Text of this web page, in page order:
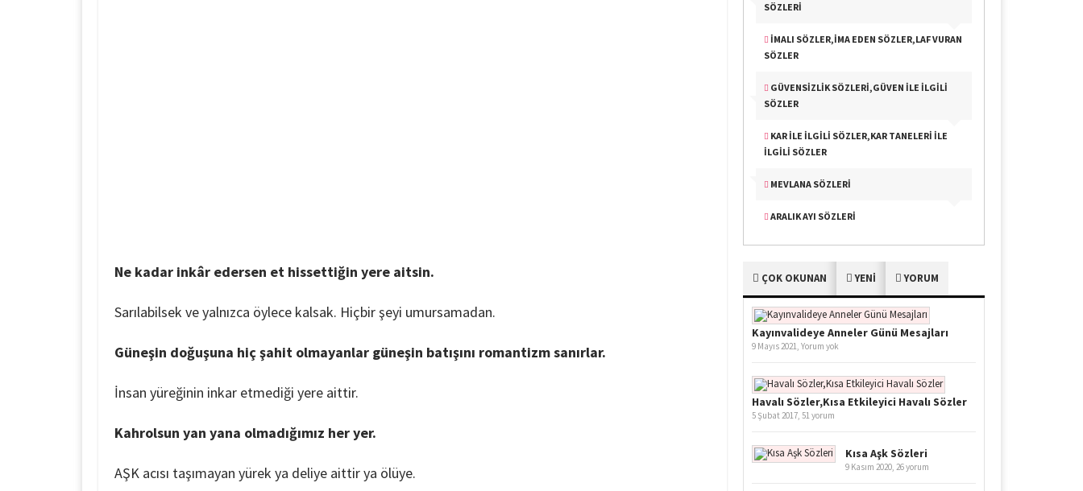
Ne kadar inkâr edersen et hissettiğin yere aitsin.
Sarılabilsek ve yalnızca öylece kalsak. Hiçbir şeyi umursamadan.
Güneşin doğuşuna hiç şahit olmayanlar güneşin batışını romantizm sanırlar.
İnsan yüreğinin inkar etmediği yere aittir.
Kahrolsun yan yana olmadığımız her yer.
AŞK acısı taşımayan yürek ya deliye aittir ya ölüye.
SÖZLERI
İMALI SÖZLER,İMA EDEN SÖZLER,LAF VURAN
SÖZLER
GÜVENSIZLIK SÖZLERI,GÜVEN İLE İLGILI
SÖZLER
KAR İLE İLGILI SÖZLER,KAR TANELERI İLE
İLGILI SÖZLER
MEVLANA SÖZLERI
ARALIK AYI SÖZLERI
ÇOK OKUNAN YENİ YORUM
Kayınvalideye Anneler Günü Mesajları
9 Mayıs 2021, Yorum yok
Havalı Sözler,Kısa Etkileyici Havalı Sözler
5 Şubat 2017, 51 yorum
Kısa Aşk Sözleri
9 Kasım 2020, 26 yorum